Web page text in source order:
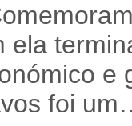
ela
e
foi